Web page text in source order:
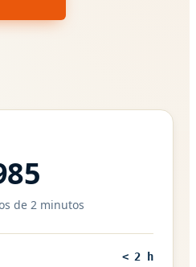
de 2 minutos
< 2 h